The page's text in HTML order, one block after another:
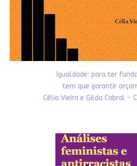
Igualdade: para ter
tem que garantir
Célia Vieira e Gilda Cabral -